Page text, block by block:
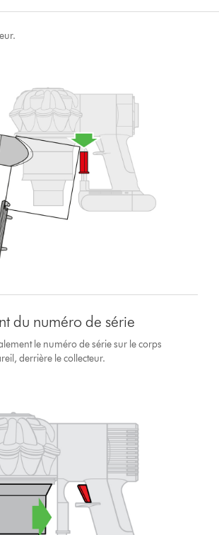
du numéro de série
le numéro de série sur le corps
derrière le collecteur.